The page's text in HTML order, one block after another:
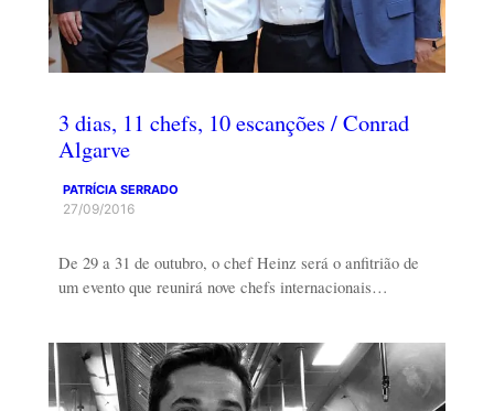
3 dias, 11 chefs, 10 escanções / Conrad
Algarve
PATRÍCIA SERRADO
27/09/2016
De 29 a 31 de outubro, o chef Heinz será o anfitrião de
um evento que reunirá nove chefs internacionais…